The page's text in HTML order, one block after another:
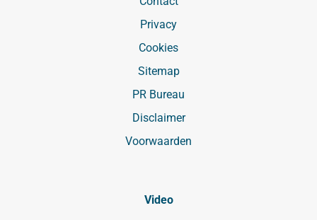
Privacy
Cookies
Sitemap
PR Bureau
Disclaimer
Voorwaarden
Video